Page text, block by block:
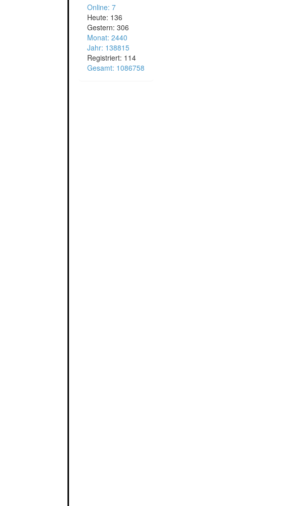
Online: 7
Heute: 136
Gestern: 306
Monat: 2440
Jahr: 138815
Registriert: 114
Gesamt: 1086758